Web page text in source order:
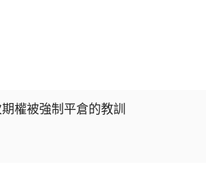
權被強制平倉的教訓